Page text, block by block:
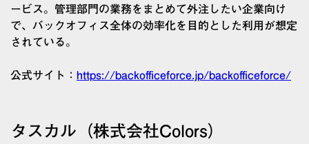
ービス。管理部門の業務をまとめて外注したい企業向け
で、バックオフィス全体の効率化を目的とした利用が想定
されている。
公式サイト： https://backofficeforce.jp/backofficeforce/
タスカル（株式会社Colors）